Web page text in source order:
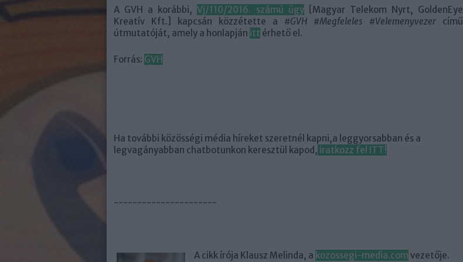
A GVH a korábbi, Vj/110/2016. számú ügy
[Magyar Telekom Nyrt, GoldenEye
Kreatív Kft.] kapcsán közzétette a
#GVH #Megfeleles #Velemenyvezer
című
útmutatóját, amely a honlapján itt érhető el.
Forrás: GVH
Ha további közösségi média híreket szeretnél kapni,a leggyorsabban és a
legvagányabban chatbotunkon keresztül kapod, iratkozz fel ITT!
----------------------
A cikk írója Klausz Melinda, a kozossegi-media.com vezetője.